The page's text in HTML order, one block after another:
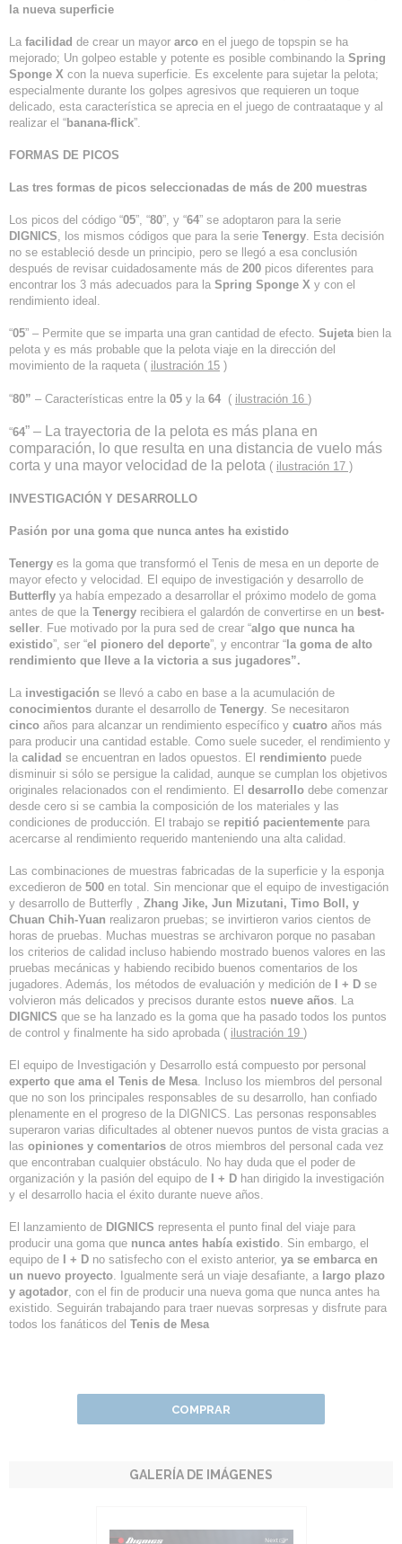
la nueva superficie
La facilidad de crear un mayor arco en el juego de topspin se ha
mejorado; Un golpeo estable y potente es posible combinando la Spring
Sponge X con la nueva superficie. Es excelente para sujetar la pelota;
especialmente durante los golpes agresivos que requieren un toque
delicado, esta característica se aprecia en el juego de contraataque y al
realizar el “banana-flick”.
FORMAS DE PICOS
Las tres formas de picos seleccionadas de más de 200 muestras
Los picos del código “05”, “80”, y “64” se adoptaron para la serie
DIGNICS, los mismos códigos que para la serie Tenergy. Esta decisión
no se estableció desde un principio, pero se llegó a esa conclusión
después de revisar cuidadosamente más de 200 picos diferentes para
encontrar los 3 más adecuados para la Spring Sponge X y con el
rendimiento ideal.
“05” – Permite que se imparta una gran cantidad de efecto. Sujetabien la
pelota y es más probable que la pelota viaje en la dirección del
movimiento de la raqueta ( ilustración 15 )
“80” – Características entre la 05 y la 64 ( ilustración 16 )
“64” – La trayectoria de la pelota es más plana en
comparación, lo que resulta en una distancia de vuelo más
corta y una mayor velocidad de la pelota ( ilustración 17 )
INVESTIGACIÓN Y DESARROLLO
Pasión por una goma que nunca antes ha existido
Tenergy es la goma que transformó el Tenis de mesa en un deporte de
mayor efecto y velocidad. El equipo de investigación y desarrollo de
Butterfly ya había empezado a desarrollar el próximo modelo de goma
antes de que la Tenergy recibiera el galardón de convertirse en un best-
seller. Fue motivado por la pura sed de crear “algo que nunca ha
existido”, ser “el pionero del deporte”, y encontrar “ la goma de alto
rendimiento que lleve a la victoria a sus jugadores”.
La investigación se llevó a cabo en base a la acumulación de
conocimientos durante el desarrollo de Tenergy. Se necesitaron
cinco años para alcanzar un rendimiento específico y cuatro años más
para producir una cantidad estable. Como suele suceder, el rendimiento y
la calidad se encuentran en lados opuestos. El rendimiento puede
disminuir si sólo se persigue la calidad, aunque se cumplan los objetivos
originales relacionados con el rendimiento. El desarrollo debe comenzar
desde cero si se cambia la composición de los materiales y las
condiciones de producción. El trabajo se repitió pacientemente para
acercarse al rendimiento requerido manteniendo una alta calidad.
Las combinaciones de muestras fabricadas de la superficie y la esponja
excedieron de 500 en total. Sin mencionar que el equipo de investigación
y desarrollo de Butterfly , Zhang Jike, Jun Mizutani, Timo Boll, y
Chuan Chih-Yuan realizaron pruebas; se invirtieron varios cientos de
horas de pruebas. Muchas muestras se archivaron porque no pasaban
los criterios de calidad incluso habiendo mostrado buenos valores en las
pruebas mecánicas y habiendo recibido buenos comentarios de los
jugadores. Además, los métodos de evaluación y medición de
I + D se
volvieron más delicados y precisos durante estos nueve años. La
DIGNICS que se ha lanzado es la goma que ha pasado todos los puntos
de control y finalmente ha sido aprobada ( ilustración 19 )
El equipo de Investigación y Desarrollo está compuesto por personal
experto que ama el Tenis de Mesa. Incluso los miembros del personal
que no son los principales responsables de su desarrollo, han confiado
plenamente en el progreso de la DIGNICS. Las personas responsables
superaron varias dificultades al obtener nuevos puntos de vista gracias a
las opiniones y comentarios de otros miembros del personal cada vez
que encontraban cualquier obstáculo. No hay duda que el poder de
organización y la pasión del equipo de
I + D han dirigido la investigación
y el desarrollo hacia el éxito durante nueve años.
El lanzamiento de DIGNICS representa el punto final del viaje para
producir una goma que nunca antes había existido. Sin embargo, el
equipo de I + D no satisfecho con el existo anterior, ya se embarca en
un nuevo proyecto. Igualmente será un viaje desafiante, a largo plazo
y agotador, con el fin de producir una nueva goma que nunca antes ha
existido. Seguirán trabajando para traer nuevas sorpresas y disfrute para
todos los fanáticos del Tenis de Mesa
COMPRAR
GALERÍA DE IMÁGENES